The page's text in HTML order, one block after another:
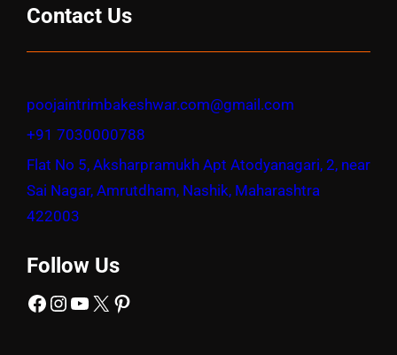
Contact Us
poojaintrimbakeshwar.com@gmail.com
+91 7030000788
Flat No 5, Aksharpramukh Apt Atodyanagari, 2, near
Sai Nagar, Amrutdham, Nashik, Maharashtra
422003
Follow Us
Facebook Instagram YouTube X Pinterest